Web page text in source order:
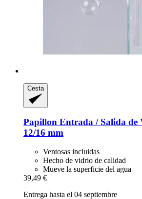
Cesta
Papillon Entrada / Salida de
12/16 mm
Ventosas incluidas
Hecho de vidrio de calidad
Mueve la superficie del agua
39,49 €
Entrega hasta el 04 septiembre